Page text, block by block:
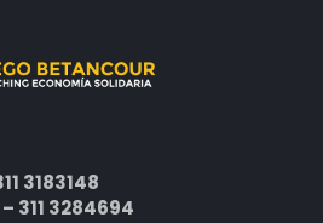
3183148
311 3284694